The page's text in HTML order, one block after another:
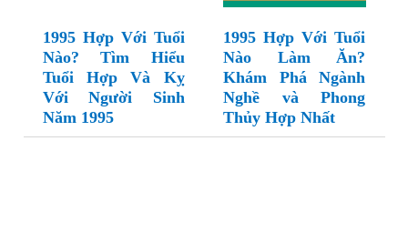
1995 Hợp Với Tuổi
Nào? Tìm Hiểu
Tuổi Hợp Và Kỵ
Với Người Sinh
Năm 1995
1995 Hợp Với Tuổi
Nào Làm Ăn?
Khám Phá Ngành
Nghề và Phong
Thủy Hợp Nhất